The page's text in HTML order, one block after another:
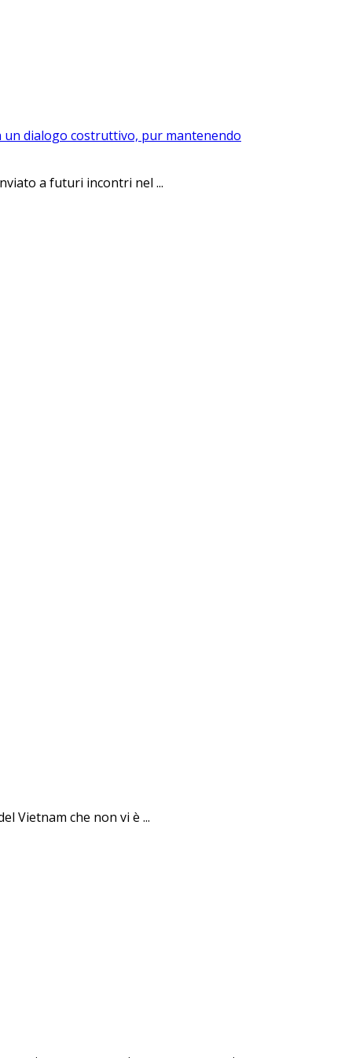
un dialogo costruttivo, pur mantenendo
a futuri incontri nel ...
Vietnam che non vi è ...